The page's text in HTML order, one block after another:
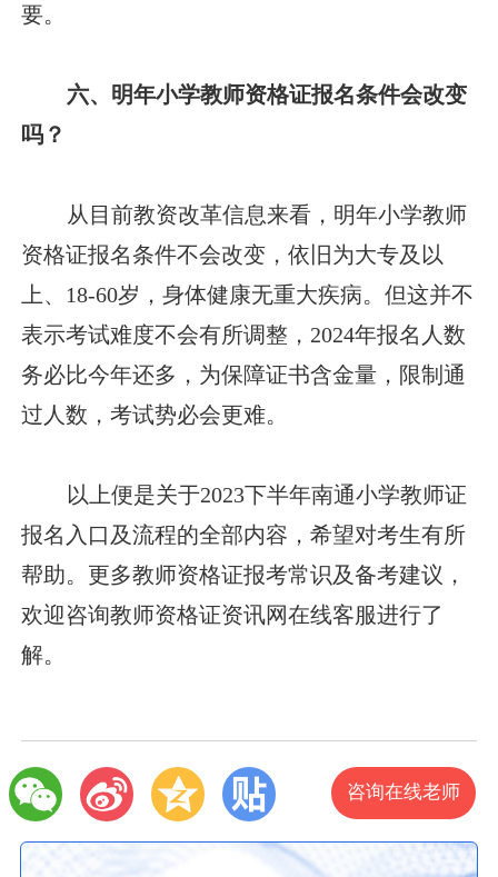
要。
六、明年小学教师资格证报名条件会改变
吗？
从目前教资改革信息来看，明年小学教师
资格证报名条件不会改变，依旧为大专及以
上、18-60岁，身体健康无重大疾病。但这并不
表示考试难度不会有所调整，2024年报名人数
务必比今年还多，为保障证书含金量，限制通
过人数，考试势必会更难。
以上便是关于2023下半年南通小学教师证
报名入口及流程的全部内容，希望对考生有所
帮助。更多教师资格证报考常识及备考建议，
欢迎咨询教师资格证资讯网在线客服进行了
解。
咨询在线老师